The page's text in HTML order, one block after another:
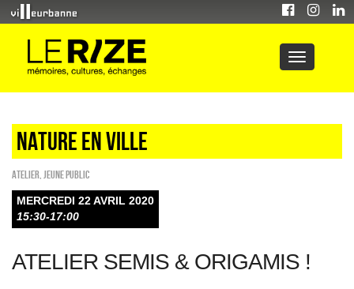
Nature en ville
Atelier Jeune public
MERCREDI 22 AVRIL 2020
15:30-17:00
ATELIER SEMIS & ORIGAMIS !